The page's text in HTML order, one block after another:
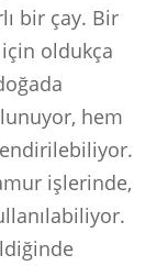
bir çay. Bir
için oldukça
hem
işlerinde,